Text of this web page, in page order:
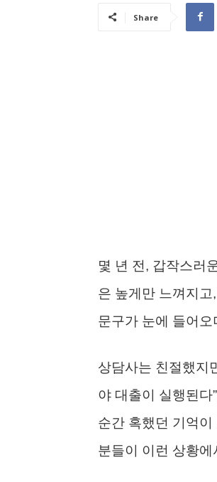
Share
몇 년 전, 갑작스러
은 높게만 느껴지고
문구가 눈에 들어오
상담사는 친절했지
야 대출이 실행된다
순간 혹했던 기억
분들이 이런 상황